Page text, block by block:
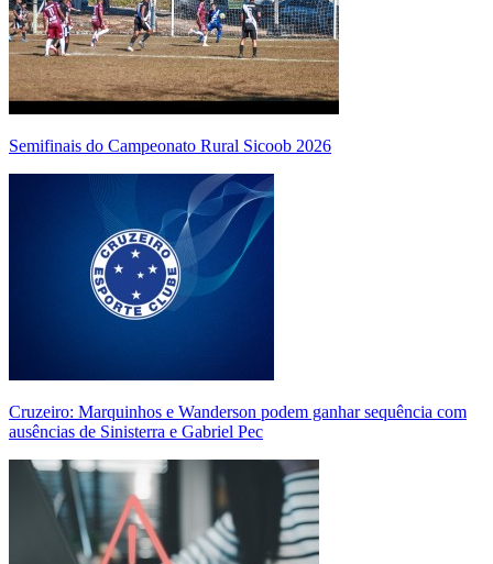
Semifinais do Campeonato Rural Sicoob 2026
Cruzeiro: Marquinhos e Wanderson podem ganhar sequência com
ausências de Sinisterra e Gabriel Pec